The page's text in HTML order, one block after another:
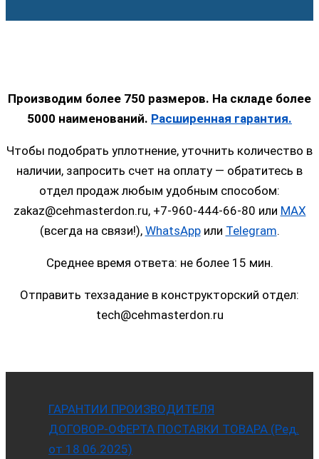
Производим более 750 размеров. На складе более
5000 наименований. Расширенная гарантия.
Чтобы подобрать уплотнение, уточнить количество в
наличии, запросить счет на оплату — обратитесь в
отдел продаж любым удобным способом:
zakaz@cehmasterdon.ru, +7-960-444-66-80 или MAX
(всегда на связи!), WhatsAppили Telegram.
Среднее время ответа: не более 15 мин.
Отправить техзадание в конструкторский отдел:
tech@cehmasterdon.ru
ГАРАНТИИ ПРОИЗВОДИТЕЛЯ
ДОГОВОР-ОФЕРТА ПОСТАВКИ ТОВАРА (Ред.
от 18.06.2025)